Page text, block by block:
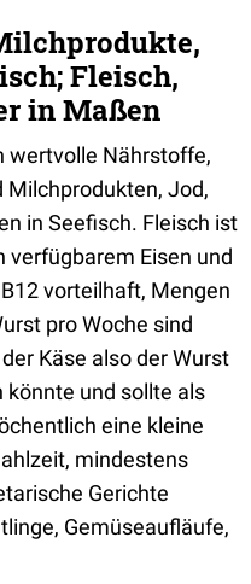
Fleisch,
in Maßen
wertvolle Nährstoffe,
Milchprodukten, Jod,
in Seefisch. Fleisch ist
verfügbarem Eisen und
vorteilhaft, Mengen
pro Woche sind
Käse also der Wurst
könnte und sollte als
eine kleine
mindestens
Gerichte
Gemüseaufläufe,